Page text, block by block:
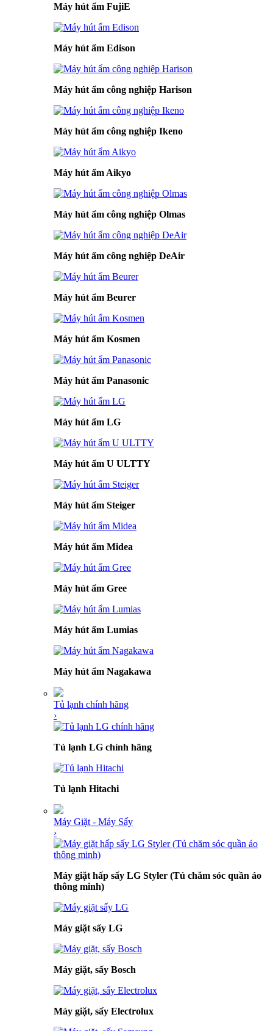
Máy hút ẩm FujiE
Máy hút ẩm Edison
Máy hút ẩm công nghiệp Harison
Máy hút ẩm công nghiệp Ikeno
Máy hút ẩm Aikyo
Máy hút ẩm công nghiệp Olmas
Máy hút ẩm công nghiệp DeAir
Máy hút ẩm Beurer
Máy hút ẩm Kosmen
Máy hút ẩm Panasonic
Máy hút ẩm LG
Máy hút ẩm U ULTTY
Máy hút ẩm Steiger
Máy hút ẩm Midea
Máy hút ẩm Gree
Máy hút ẩm Lumias
Máy hút ẩm Nagakawa
Tủ lạnh chính hãng
›
Tủ lạnh LG chính hãng
Tủ lạnh Hitachi
Máy Giặt - Máy Sấy
›
Máy giặt hấp sấy LG Styler (Tủ chăm sóc quần áo
thông minh)
Máy giặt sấy LG
Máy giặt, sấy Bosch
Máy giặt, sấy Electrolux